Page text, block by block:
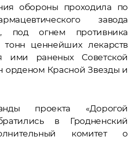
обороны проходила по
завода
под огнем противника
тонн ценнейших лекарств
ими раненых Советской
орденом Красной Звезды и
проекта «Дорогой
в Гродненский
комитет о